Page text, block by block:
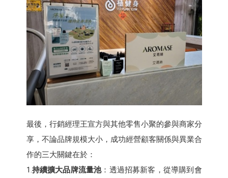
最後，行銷經理王宣方與其他零售小聚的參與商家分
享，不論品牌規模大小，成功經營顧客關係與異業合
作的三大關鍵在於：
1.持續擴大品牌流量池：透過招募新客，從導購到會